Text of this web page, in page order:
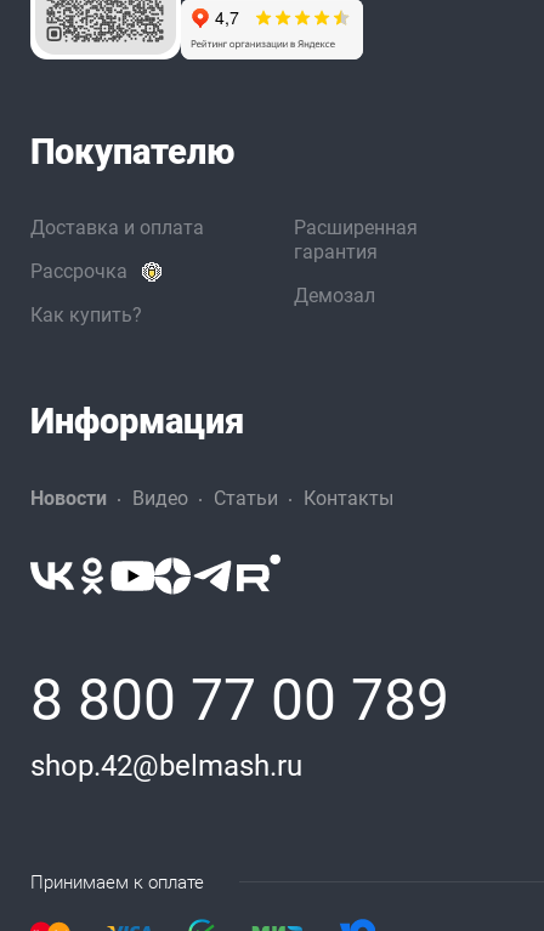
Покупателю
Доставка и оплата
Рассрочка
Как купить?
Расширенная
гарантия
Демозал
Информация
Новости Видео Статьи Контакты
8 800 77 00 789
shop.42@belmash.ru
Принимаем к оплате